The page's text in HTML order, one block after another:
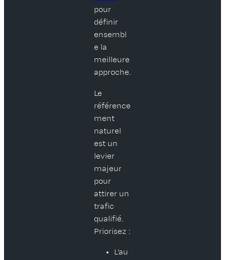
pour
définir
ensembl
e la
meilleure
approche.
Le
référence
ment
naturel
est un
levier
majeur
pour
attirer un
trafic
qualifié.
Priorisez :
L’au